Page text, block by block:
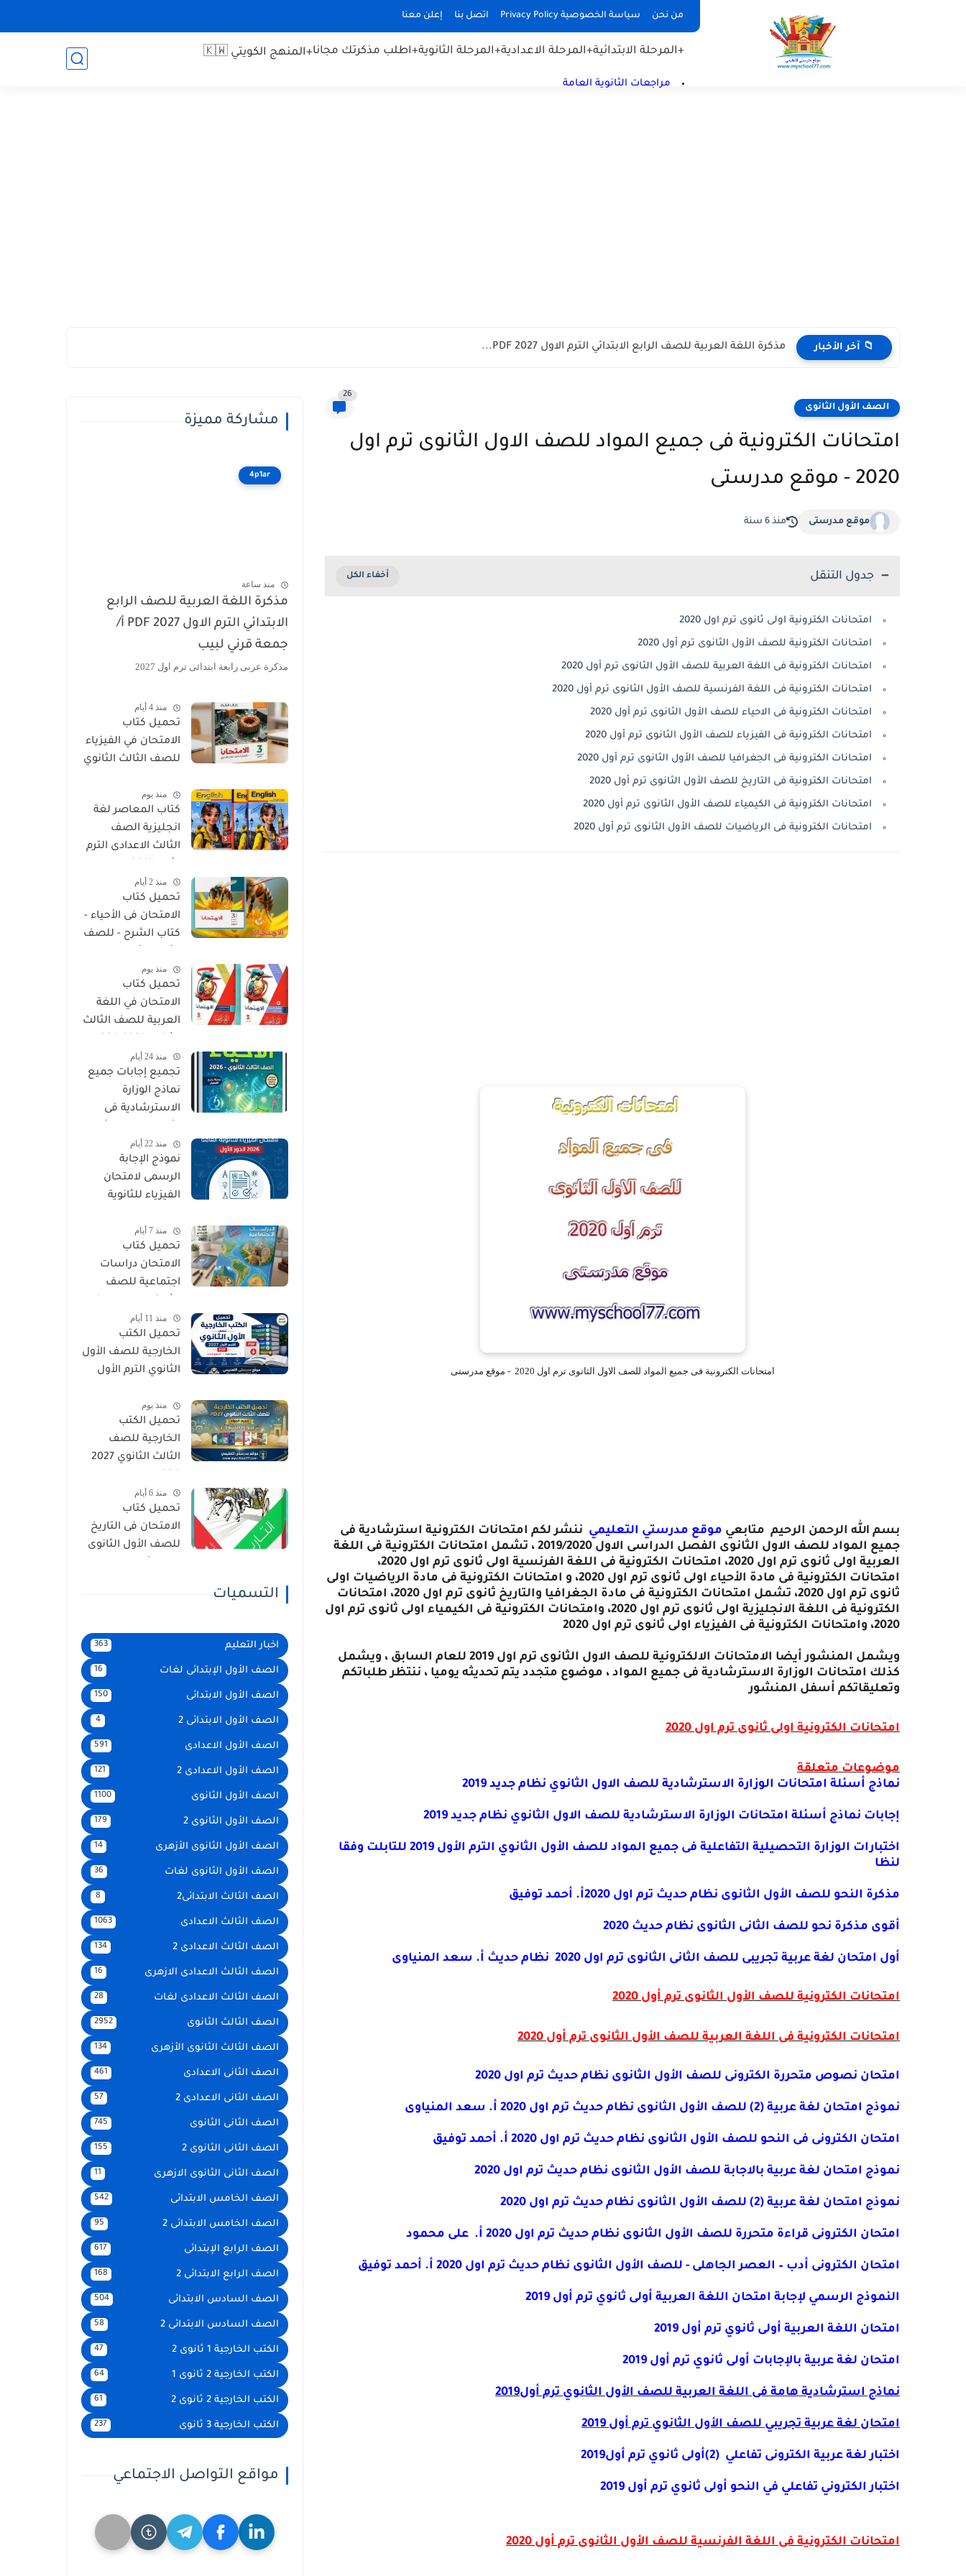
من نحن سياسة الخصوصية Privacy Policy اتصل بنا إعلن معنا
+المرحلة الابتدائية+المرحلة الاعدادية+المرحلة الثانوية+اطلب مذكرتك مجانا+المنهج الكويتي 🇰🇼
مراجعات الثانوية العامة
📁 آخر الأخبار مذكرة اللغة العربية للصف الرابع الابتدائي الترم الاول 2027 PDF...
الصف الأول الثانوى
26
امتحانات الكترونية فى جميع المواد للصف الاول الثانوى ترم اول
2020 - موقع مدرستى
موقع مدرستى منذ 6 سنة
جدول التنقل
امتحانات الكترونية اولى ثانوى ترم اول 2020
امتحانات الكترونية للصف الأول الثانوى ترم أول 2020
امتحانات الكترونية فى اللغة العربية للصف الأول الثانوى ترم أول 2020
امتحانات الكترونية فى اللغة الفرنسية للصف الأول الثانوى ترم أول 2020
امتحانات الكترونية فى الاحياء للصف الأول الثانوى ترم أول 2020
امتحانات الكترونية فى الفيزياء للصف الأول الثانوى ترم أول 2020
امتحانات الكترونية فى الجغرافيا للصف الأول الثانوى ترم أول 2020
امتحانات الكترونية فى التاريخ للصف الأول الثانوى ترم أول 2020
امتحانات الكترونية فى الكيمياء للصف الأول الثانوى ترم أول 2020
امتحانات الكترونية فى الرياضيات للصف الأول الثانوى ترم أول 2020
امتحانات الكترونية فى جميع المواد للصف الاول الثانوى ترم اول 2020 - موقع مدرستى
بسم الله الرحمن الرحيم متابعي موقع مدرستي التعليمي ننشر لكم امتحانات الكترونية استرشادية فى
جميع المواد للصف الاول الثانوى الفصل الدراسى الاول 2019/2020 ، تشمل امتحانات الكترونية فى اللغة
العربية اولى ثانوى ترم اول 2020، امتحانات الكترونية فى اللغة الفرنسية اولى ثانوى ترم اول 2020،
امتحانات الكترونية فى مادة الأحياء اولى ثانوى ترم اول 2020، و امتحانات الكترونية فى مادة الرياضيات اولى
ثانوى ترم اول 2020، تشمل امتحانات الكترونية فى
مادة الجغرافيا والتاريخ ثانوى ترم اول 2020، امتحانات
الكترونية فى اللغة الانجليزية اولى ثانوى ترم اول 2020، وامتحانات الكترونية فى الكيمياء اولى ثانوى ترم اول
2020، وامتحانات الكترونية فى الفيزياء اولى ثانوى ترم اول 2020
ويشمل المنشور أيضا الامتحانات الالكترونية للصف الاول الثانوى ترم اول 2019 للعام السابق ، ويشمل
كذلك امتحانات الوزارة الاسترشادية فى جميع المواد ، موضوع متجدد يتم تحديثه يوميا ، ننتظر طلباتكم
وتعليقاتكم أسفل المنشور
امتحانات الكترونية اولى ثانوى ترم اول 2020
موضوعات متعلقة
نماذج أسئلة امتحانات الوزارة الاسترشادية للصف الاول الثانوي نظام جديد 2019
إجابات نماذج أسئلة امتحانات الوزارة الاسترشادية للصف الاول الثانوي نظام جديد 2019
اختبارات الوزارة التحصيلية التفاعلية فى جميع المواد للصف الأول الثانوي الترم الأول 2019 للتابلت وفقا
لنظا
مذكرة النحو للصف الأول الثانوى نظام حديث ترم اول 2020أ. أحمد توفيق
أقوى مذكرة نحو للصف الثانى الثانوى نظام حديث 2020
أول امتحان لغة عربية تجريبى للصف الثانى الثانوى ترم اول 2020 نظام حديث أ. سعد المنياوى
امتحانات الكترونية للصف الأول الثانوى ترم أول 2020
امتحانات الكترونية فى اللغة العربية للصف الأول الثانوى ترم أول 2020
امتحان نصوص متحررة الكترونى للصف الأول الثانوى نظام حديث ترم اول 2020
نموذج امتحان لغة عربية (2) للصف الأول الثانوى نظام حديث ترم اول 2020 أ. سعد المنياوى
امتحان الكترونى فى النحو للصف الأول الثانوى نظام حديث ترم اول 2020 أ. أحمد توفيق
نموذج امتحان لغة عربية بالاجابة للصف الأول الثانوى نظام حديث ترم اول 2020
نموذج امتحان لغة عربية (2) للصف الأول الثانوى نظام حديث ترم اول 2020
امتحان الكترونى قراءة متحررة للصف الأول الثانوى نظام حديث ترم اول 2020 أ. على محمود
امتحان الكترونى أدب – العصر الجاهلى - للصف الأول الثانوى نظام حديث ترم اول 2020 أ. أحمد توفيق
النموذج الرسمي لإجابة امتحان اللغة العربية أولى ثانوي ترم أول 2019
امتحان اللغة العربية أولى ثانوي ترم أول 2019
امتحان لغة عربية بالإجابات أولى ثانوي ترم أول 2019
نماذج استرشادية هامة فى اللغة العربية للصف الأول الثانوي ترم أول2019
امتحانلغة عربية تجريبي للصف الأول الثانوي ترم أول 2019
اختبار لغة عربية الكترونى تفاعلي (2)أولى ثانوي ترم أول2019
اختبار الكتروني تفاعلي في النحو أولى ثانوي ترم أول 2019
امتحانات الكترونية فى اللغة الفرنسية للصف الأول الثانوى ترم أول 2020
مشاركة مميزة
4p1ar
منذ ساعة
مذكرة اللغة العربية للصف الرابع
الابتدائي الترم الاول 2027 PDF أ/
جمعة قرني لبيب
مذكرة عربى رابعة ابتدائى ترم اول 2027
منذ 4 أيام
تحميل كتاب
الامتحان في الفيزياء
للصف الثالث الثانوي
الشرح
منذ يوم
كتاب المعاصر لغة
انجليزية الصف
الثالث الاعدادى الترم
منذ 2 أيام
تحميل كتاب
الامتحان فى الأحياء -
كتاب الشرح - للصف
PDFمنذ يوم
تحميل كتاب
الامتحان في اللغة
العربية للصف الثالث
كتاب الأسئلة
والتدريبات كامل
منذ 24 أيام
تجميع إجابات جميع
نماذج الوزارة
الاسترشادية فى
الثانوي 2026
منذ 22 أيام
نموذج الإجابة
الرسمى لامتحان
الفيزياء للثانوية
الأول
منذ 7 أيام
تحميل كتاب
الامتحان دراسات
اجتماعية للصف
الأول 2027 PDF
منذ 11 أيام
تحميل الكتب
الخارجية للصف الأول
الثانوي الترم الأول
المواد المنهج
الجديد)
منذ يوم
تحميل الكتب
الخارجية للصف
الثالث الثانوي 2027
(بروابط مباشرة)
منذ 6 أيام
تحميل كتاب
الامتحان فى التاريخ
للصف الأول الثانوى
التسميات
اخبار التعليم 363
الصف الأول الإبتدائى لغات 16
الصف الأول الابتدائى 150
الصف الأول الابتدائى 2 4
الصف الأول الاعدادى 591
الصف الأول الاعدادى 2 121
الصف الأول الثانوى 1100
الصف الأول الثانوى 2 179
الصف الأول الثانوى الأزهرى 14
الصف الأول الثانوى لغات 36
الصف الثالث الابتدائى2 8
الصف الثالث الاعدادى 1063
الصف الثالث الاعدادى 2 134
الصف الثالث الاعدادى الازهرى 16
الصف الثالث الاعدادى لغات 28
الصف الثالث الثانوى 2952
الصف الثالث الثانوى الأزهرى 134
الصف الثانى الاعدادى 461
الصف الثانى الاعدادى 2 57
الصف الثانى الثانوى 745
الصف الثانى الثانوى 2 155
الصف الثانى الثانوى الازهرى 11
الصف الخامس الابتدائى 542
الصف الخامس الابتدائى 2 95
الصف الرابع الإبتدائى 617
الصف الرابع الابتدائى 2 168
الصف السادس الابتدائى 504
الصف السادس الابتدائى 2 58
الكتب الخارجية 1 ثانوى 2 47
الكتب الخارجية 2 ثانوى 1 64
الكتب الخارجية 2 ثانوى 2 61
الكتب الخارجية 3 ثانوى 237
مواقع التواصل الاجتماعي